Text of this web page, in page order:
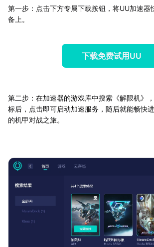
第一步：点击下方专属下载按钮，将UU加速器
备上。
下载免费试用UU
第二步：在加速器的游戏库中搜索《解限机》
标后，点击即可启动加速服务，随后就能畅快
的机甲对战之旅。